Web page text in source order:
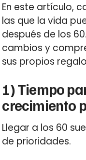
En este artículo,
las que la vida
después de los
cambios y
sus propios
1) Tiempo
crecimiento
Llegar a los 60
de prioridades.